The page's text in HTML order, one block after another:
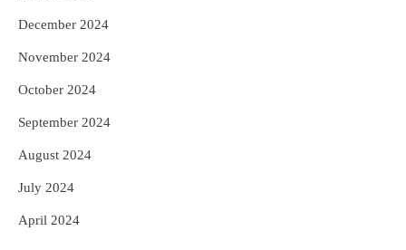
December 2024
November 2024
October 2024
September 2024
August 2024
July 2024
April 2024